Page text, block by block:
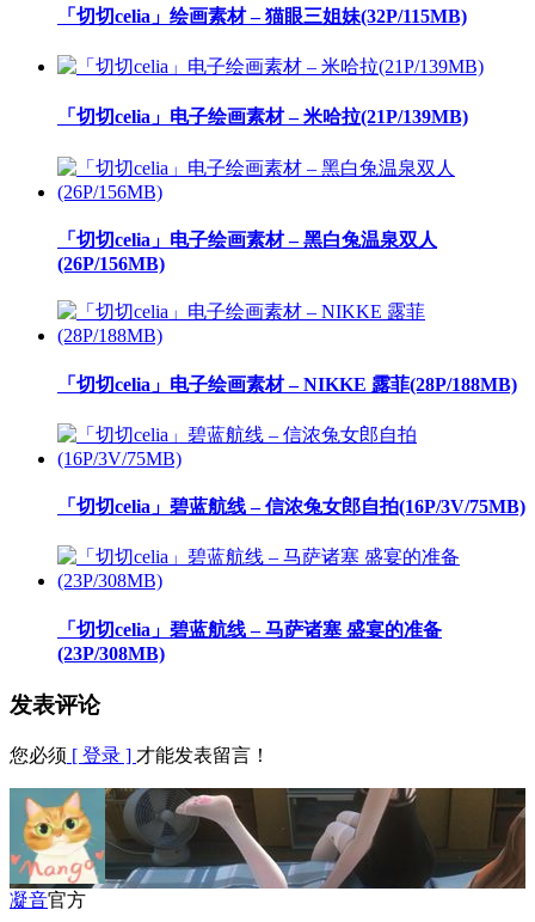
「切切celia」绘画素材 – 猫眼三姐妹(32P/115MB)
「切切celia」电子绘画素材 – 米哈拉(21P/139MB)
「切切celia」电子绘画素材 – 黑白兔温泉双人
(26P/156MB)
「切切celia」电子绘画素材 – NIKKE 露菲(28P/188MB)
「切切celia」碧蓝航线 – 信浓兔女郎自拍(16P/3V/75MB)
「切切celia」碧蓝航线 – 马萨诸塞 盛宴的准备
(23P/308MB)
发表评论
您必须 [ 登录 ] 才能发表留言！
凝音官方